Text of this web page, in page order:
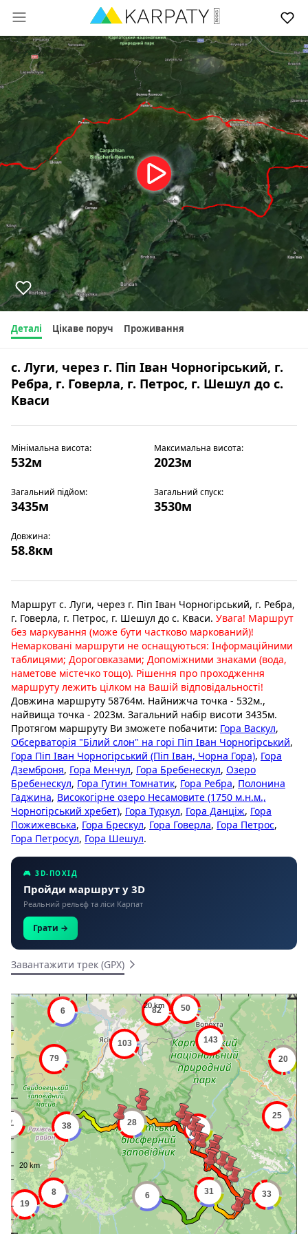
Деталі Цікаве поруч Проживання
с. Луги, через г. Піп Іван Чорногірський, г.
Ребра, г. Говерла, г. Петрос, г. Шешул до с.
Кваси
Мінімальна висота:
532м
Максимальна висота:
2023м
Загальний підйом:
3435м
Загальний спуск:
3530м
Довжина:
58.8км
Маршрут с. Луги, через г. Піп Іван Чорногірський, г. Ребра,
г. Говерла, г. Петрос, г. Шешул до с. Кваси. Увага! Маршрут
без маркування (може бути частково маркований)!
Немарковані маршрути не оснащуються: Інформаційними
таблицями; Дороговказами; Допоміжними знаками (вода,
наметове містечко тощо). Рішення про проходження
маршруту лежить цілком на Вашій відповідальності!
Довжина маршруту 58764м. Найнижча точка - 532м.,
найвища точка - 2023м. Загальний набір висоти 3435м.
Протягом маршруту Ви зможете побачити: Гора Васкул,
Обсерваторія "Білий слон" на горі Піп Іван Чорногірський,
Гора Піп Іван Чорногірський (Піп Іван, Чорна Гора), Гора
Дземброня, Гора Менчул, Гора Бребенескул, Озеро
Бребенескул, Гора Гутин Томнатик, Гора Ребра, Полонина
Гаджина, Високогірне озеро Несамовите (1750 м.н.м.,
Чорногірський хребет), Гора Туркул, Гора Данціж, Гора
Пожижевська, Гора Брескул, Гора Говерла, Гора Петрос,
Гора Петросул, Гора Шешул.
🎮 3D-ПОХІД
Пройди маршрут у 3D
Реальний рельєф та ліси Карпат
Грати →
Завантажити трек (GPX)